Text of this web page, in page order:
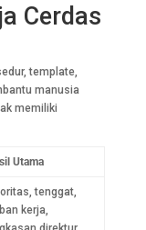
Cerdas
template,
manusia
memiliki
Utama
tenggat,
kerja,